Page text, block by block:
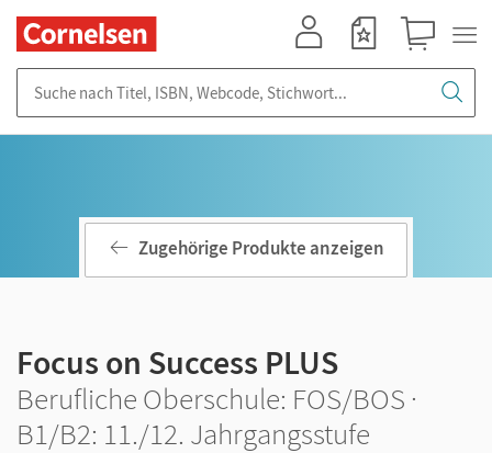
Zugehörige Produkte anzeigen
Focus on Success PLUS
Berufliche Oberschule: FOS/BOS ·
B1/B2: 11./12. Jahrgangsstufe